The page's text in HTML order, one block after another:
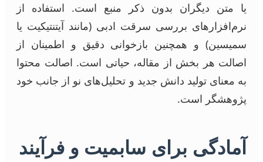
یا متن دیگران بدون ذکر منبع است. استفاده از
نرم‌افزارهای بررسی سرقت ادبی (مانند آیتنتیکیت یا
سمیسین) و همچنین بازخوانی دقیق و اطمینان از
اصالت هر بخش از مقاله، حیاتی است. اصالت محتوا
به معنای تولید دانش جدید و تحلیل‌های نو از جانب خود
پژوهشگر است.
آمادگی برای سابمیت و فرآیند